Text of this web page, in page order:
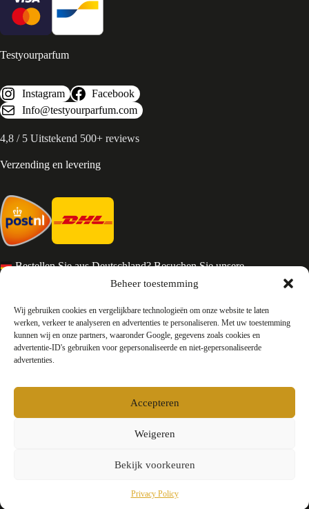
Beheer toestemming
Wij gebruiken cookies en vergelijkbare technologieën om onze website te laten
werken, verkeer te analyseren en advertenties te personaliseren. Met uw toestemming
kunnen wij en onze partners, waaronder Google, gegevens zoals cookies en
advertentie-ID's gebruiken voor gepersonaliseerde en niet-gepersonaliseerde
advertenties.
Accepteren
Weigeren
Bekijk voorkeuren
Privacy Policy
Testyourparfum
Instagram
Facebook
Info@testyourparfum.com
4,8 / 5 Uitstekend 500+ reviews
Verzending en levering
Bestellen Sie aus Deutschland? Besuchen Sie unsere
Services en Contact
Algemene voorwaarden
Retourneren
Privacy
Contact
Okkers B.V.
KvK-nummer: 94158878